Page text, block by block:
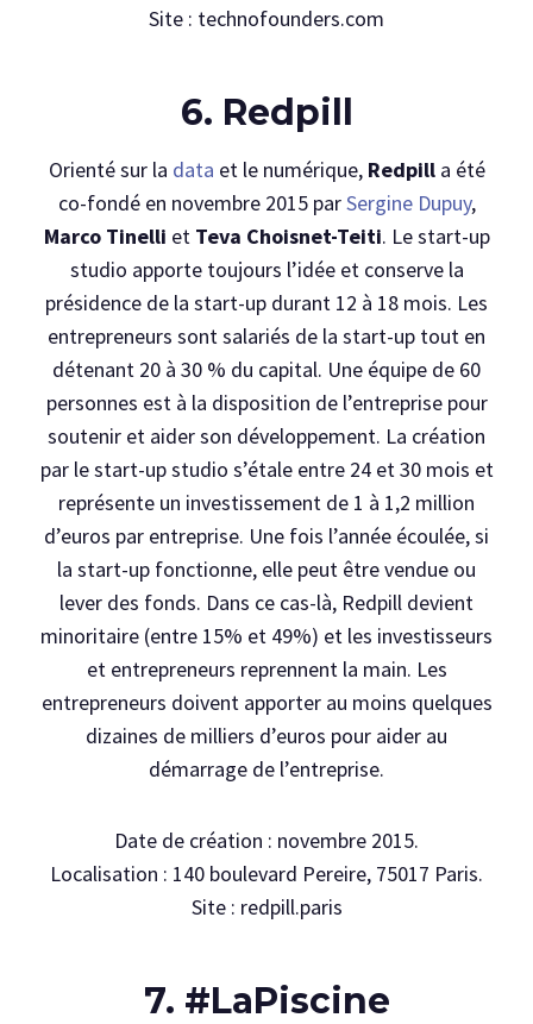
Site : technofounders.com
6. Redpill
Orienté sur la data et le numérique, Redpill a été
co-fondé en novembre 2015 parSergine Dupuy,
Marco Tinelli et Teva Choisnet-Teiti. Le start-up
studio apporte toujours l’idée et conserve la
présidence de la start-up durant 12 à 18 mois. Les
entrepreneurs sont salariés de la start-up tout en
détenant 20 à 30 % du capital. Une équipe de 60
personnes est à la disposition de l’entreprise pour
soutenir et aider son développement. La création
par le start-up studio s’étale entre 24 et 30 mois et
représente un investissement de 1 à 1,2 million
d’euros par entreprise. Une fois l’année écoulée, si
la start-up fonctionne, elle peut être vendue ou
lever des fonds. Dans ce cas-là, Redpill devient
minoritaire (entre 15% et 49%) et les investisseurs
et entrepreneurs reprennent la main. Les
entrepreneurs doivent apporter au moins quelques
dizaines de milliers d’euros pour aider au
démarrage de l’entreprise.
Date de création : novembre 2015.
Localisation : 140 boulevard Pereire, 75017 Paris.
Site : redpill.paris
7. #LaPiscine